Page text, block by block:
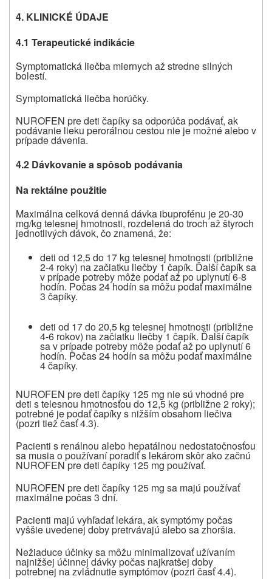
4. KLINICKÉ ÚDAJE
4.1 Terapeutické indikácie
Symptomatická liečba miernych až stredne silných
bolestí.
Symptomatická liečba horúčky.
NUROFEN pre deti čapíky sa odporúča podávať, ak
podávanie lieku perorálnou cestou nie je možné alebo v
prípade dávenia.
4.2 Dávkovanie a spôsob podávania
Na rektálne použitie
Maximálna celková denná dávka ibuprofénu je 20-30
mg/kg telesnej hmotnosti, rozdelená do troch až štyroch
jednotlivých dávok, čo znamená, že:
deti od 12,5 do 17 kg telesnej hmotnosti (približne
2-4 roky) na začiatku liečby 1 čapík. Ďalší čapík sa
v prípade potreby môže podať až po uplynutí 6-8
hodín. Počas 24 hodín sa môžu podať maximálne
3 čapíky.
deti od 17 do 20,5 kg telesnej hmotnosti (približne
4-6 rokov) na začiatku liečby 1 čapík. Ďalší čapík
sa v prípade potreby môže podať až po uplynutí 6
hodín. Počas 24 hodín sa môžu podať maximálne
4 čapíky.
NUROFEN pre deti čapíky 125 mg nie sú vhodné pre
deti s telesnou hmotnosťou do 12,5 kg (približne 2 roky);
potrebné je podať čapíky s nižším obsahom liečiva
(pozri tiež časť 4.3).
Pacienti s renálnou alebo hepatálnou nedostatočnosťou
sa musia o používaní poradiť s lekárom skôr ako začnú
NUROFEN pre deti čapíky 125 mg používať.
NUROFEN pre deti čapíky 125 mg sa majú používať
maximálne počas 3 dní.
Pacienti majú vyhľadať lekára, ak symptómy počas
vyššie uvedenej doby pretrvávajú alebo sa zhoršia.
Nežiaduce účinky sa môžu minimalizovať užívaním
najnižšej účinnej dávky počas najkratšej doby
potrebnej na zvládnutie symptómov (pozri časť 4.4).